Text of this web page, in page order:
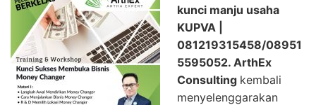
kunci manju usaha
KUPVA |
081219315458/08951
5595052. ArthEx
Consulting kembali
menyelenggarakan